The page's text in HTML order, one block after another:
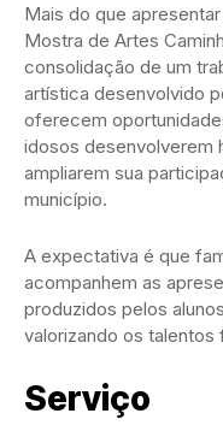
Mais do que
Mostra de Artes
consolidação de um
artística desenvolvido
oferecem
idosos desenvolverem
ampliarem sua
município.
A expectativa é que
acompanhem as
produzidos pelos
valorizando os
Serviço